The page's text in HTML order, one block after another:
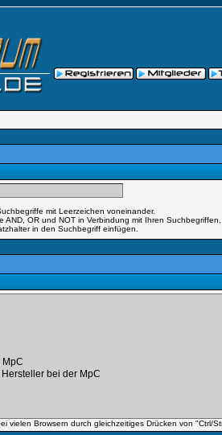
mit Leerzeichen voneinander.
AND, OR und NOT in Verbindung mit Ihren
in den Suchbegriff einfügen.
vielen Browsern durch gleichzeitiges Drücken von "Ctrl/